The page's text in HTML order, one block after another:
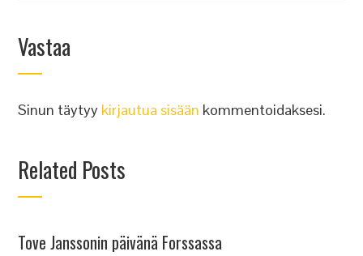
Vastaa
Sinun täytyy kirjautua sisään kommentoidaksesi.
Related Posts
Tove Janssonin päivänä Forssassa